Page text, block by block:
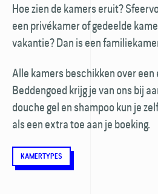
Hoe zien de kamers eruit?
een privékamer of gedeelde
vakantie? Dan is een
Alle kamers beschikken over een
Beddengoed krijg je van ons bij
douche gel en shampoo kun je
als een extra toe aan je boeking.
KAMERTYPES